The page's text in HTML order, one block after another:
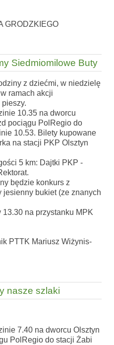
GRODZKIEGO
Siedmiomilowe Buty
z dziećmi, w niedzielę
ramach akcji
10.35 na dworcu
pociągu PolRegio do
10.53. Bilety kupowane
na stacji PKP Olsztyn
5 km: Dajtki PKP -
będzie konkurs z
jesienny bukiet (ze znanych
na przystanku MPK
PTTK Mariusz Wiżynis-
nasze szlaki
7.40 na dworcu Olsztyn
PolRegio do stacji Żabi